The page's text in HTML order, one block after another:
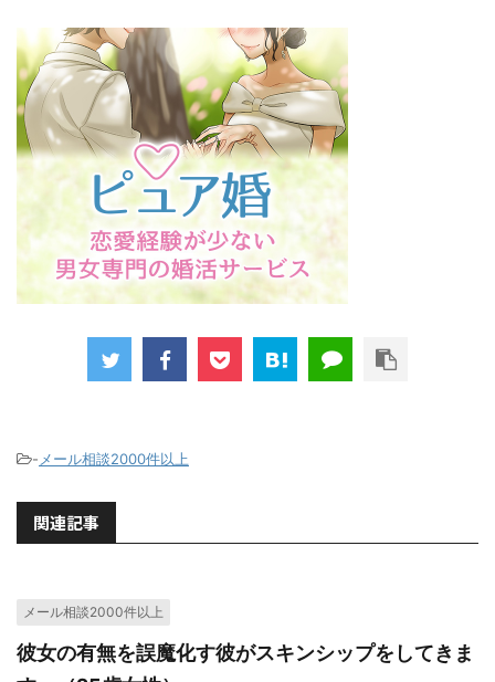
- メール相談2000件以上
関連記事
メール相談2000件以上
彼女の有無を誤魔化す彼がスキンシップをしてきま